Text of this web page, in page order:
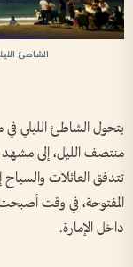
الشاطئ
يتحول الشاطئ الليلي في
منتصف الليل، إلى مشهد
تتدفق العائلات والسياح
المفتوحة، في وقت
داخل الإمارة.